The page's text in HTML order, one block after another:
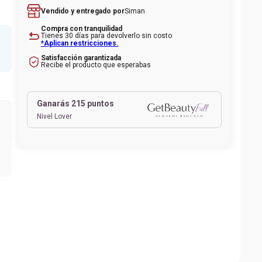
Vendido y entregado porSiman
Compra con tranquilidad
Tienes 30 días para devolverlo sin costo
*Aplican restricciones.
Satisfacción garantizada
Recibe el producto que esperabas
Ganarás 215 puntos
Nivel Lover